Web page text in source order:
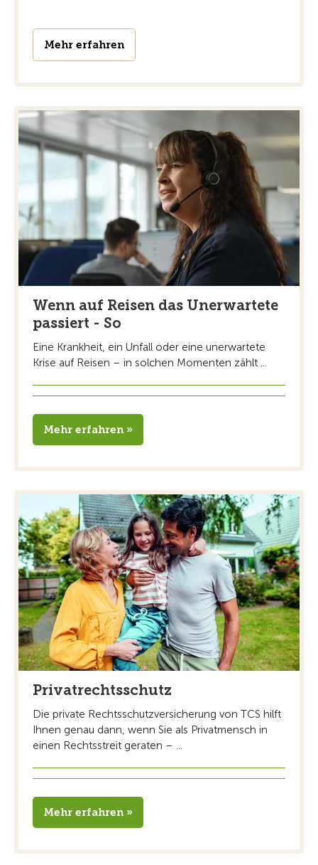
Mehr erfahren
Wenn auf Reisen das Unerwartete
passiert - So
Eine Krankheit, ein Unfall oder eine unerwartete
Krise auf Reisen – in solchen Momenten zählt ...
Mehr erfahren »
Privatrechtsschutz
Die private Rechtsschutzversicherung von TCS hilft
Ihnen genau dann, wenn Sie als Privatmensch in
einen Rechtsstreit geraten – ...
Mehr erfahren »